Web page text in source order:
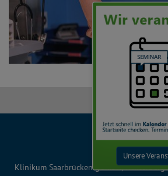
Klinikum Saarbrücken gGmbH,
Unsere